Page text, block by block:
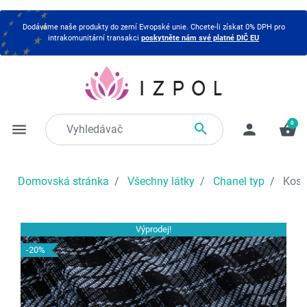
Dodáváme naše produkty do zemí Evropské unie. Chcete-li získat 0% DPH pro
intrakomunitární transakci poskytněte nám své platné DIČ EU
menu  person shopping_basket
0
Domovská stránka Všechny látky Chanel typ
Výprodej!
-20%